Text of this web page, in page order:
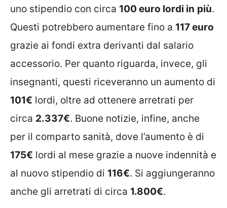
uno stipendio con circa 100 euro lordi in più.
Questi potrebbero aumentare fino a 117 euro
grazie ai fondi extra derivanti dal salario
accessorio. Per quanto riguarda, invece, gli
insegnanti, questi riceveranno un aumento di
101€ lordi, oltre ad ottenere arretrati per
circa 2.337€. Buone notizie, infine, anche
per il comparto sanità, dove l’aumento è di
175€ lordi al mese grazie a nuove indennità e
al nuovo stipendio di 116€. Si aggiungeranno
anche gli arretrati di circa 1.800€.